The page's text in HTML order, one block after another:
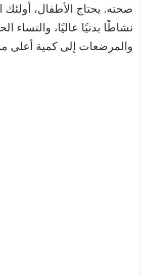
صحته. يحتاج الأطفال،
نشاطًا بدنيًا عاليًا، والنساء
والمرضعات إلى كمية أعلى